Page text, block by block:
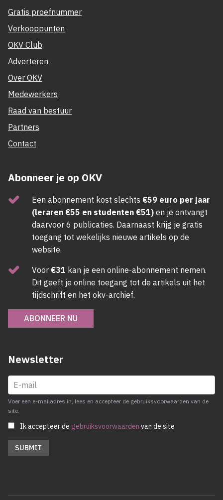
Gratis proefnummer
Verkooppunten
OKV Club
Adverteren
Over OKV
Medewerkers
Raad van bestuur
Partners
Contact
Abonneer je op OKV
Een abonnement kost slechts €59 euro per jaar
(leraren €55 en studenten €51) en je ontvangt
daarvoor 6 publicaties. Daarnaast krijg je gratis
toegang tot wekelijks nieuwe artikels op de
website.
Voor €31 kan je een online-abonnement nemen.
Dit geeft je online toegang tot de artikels uit het
tijdschrift en het okv-archief.
ABONNEER NU
Newsletter
Voer een e-mailadres in, lees en accepteer de gebruiksvoorwaarden van de
site.
Ik accepteer de gebruiksvoorwaarden van de site